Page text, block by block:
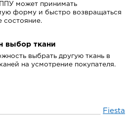
может принимать
форму и быстро возвращаться
состояние.
выбор ткани
выбрать другую ткань в
на усмотрение покупателя.
Fiesta